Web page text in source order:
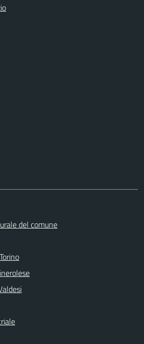
del comune